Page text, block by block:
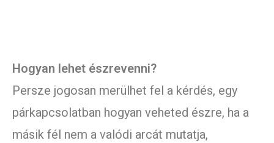
Hogyan lehet észrevenni?
Persze jogosan merülhet fel a kérdés, egy
párkapcsolatban hogyan veheted észre, ha a
másik fél nem a valódi arcát mutatja,